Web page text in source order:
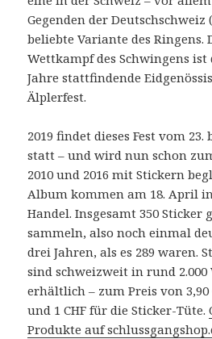
Gegenden der Deutschschweiz
beliebte Variante des Ringens.
Wettkampf des Schwingens
Jahre stattfindende
Älplerfest.
2019 findet dieses Fest vom
statt – und wird nun schon
2010 und 2016 mit Stickern
Album kommen am 18. April
Handel. Insgesamt 350 Sticker
sammeln, also noch einmal
drei Jahren, als es 289 waren.
sind schweizweit in rund 2.000
erhältlich – zum Preis von
und 1 CHF für die Sticker-Tüte.
Produkte auf